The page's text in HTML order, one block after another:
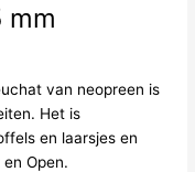
mm
van neopreen is
Het is
en laarsjes en
Open.